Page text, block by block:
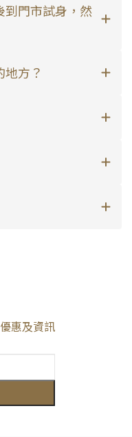
到門市試身，然
方？
惠及資訊